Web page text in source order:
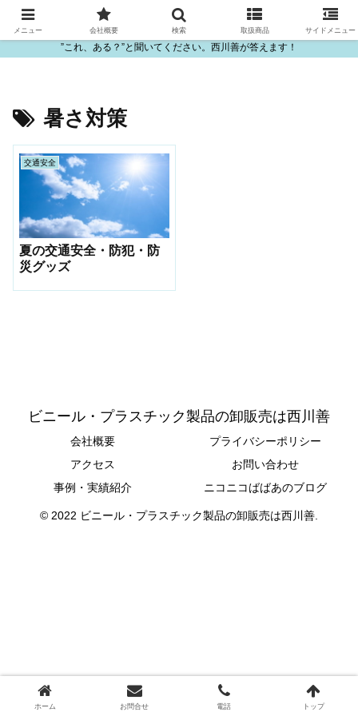
ビニール・プラスチック製品の卸販売は西川善
”これ、ある？”と聞いてください。西川善が答えます！
暑さ対策
交通安全
夏の交通安全・防犯・防
災グッズ
ビニール・プラスチック製品の卸販売は西川善
会社概要
プライバシーポリシー
アクセス
お問い合わせ
事例・実績紹介
ニコニコばばあのブログ
© 2022 ビニール・プラスチック製品の卸販売は西川善.
メニュー 会社概要 検索 取扱商品 サイドメニュー
ホーム お問合せ 電話 トップ